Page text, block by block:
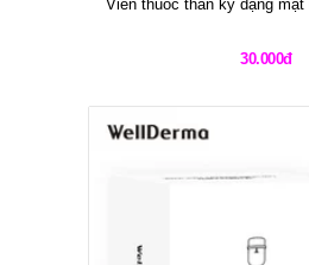
Viên thuốc thần kỳ dạng mặt
30.000đ